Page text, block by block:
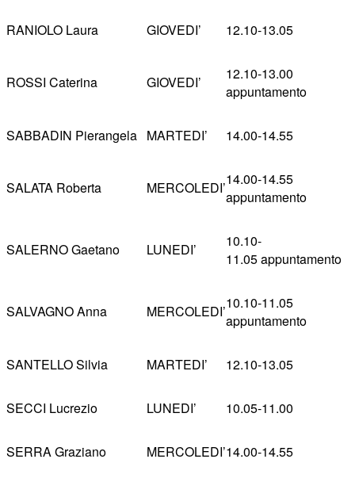
RANIOLO Laura GIOVEDI’ 12.10-13.05
ROSSI Caterina GIOVEDI’
12.10-13.00
appuntamento
SABBADIN Pierangela MARTEDI’ 14.00-14.55
SALATA Roberta MERCOLEDI’14.00-14.55
appuntamento
SALERNO Gaetano LUNEDI’
10.10-
11.05 appuntamento
SALVAGNO Anna MERCOLEDI’10.10-11.05
appuntamento
SANTELLO Silvia MARTEDI’ 12.10-13.05
SECCI Lucrezio LUNEDI’ 10.05-11.00
SERRA Graziano MERCOLEDI’14.00-14.55